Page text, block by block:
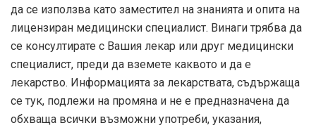
да се използва като заместител на знанията и опита на
лицензиран медицински специалист. Винаги трябва да
се консултирате с Вашия лекар или друг медицински
специалист, преди да вземете каквото и да е
лекарство. Информацията за лекарствата, съдържаща
се тук, подлежи на промяна и не е предназначена да
обхваща всички възможни употреби, указания,